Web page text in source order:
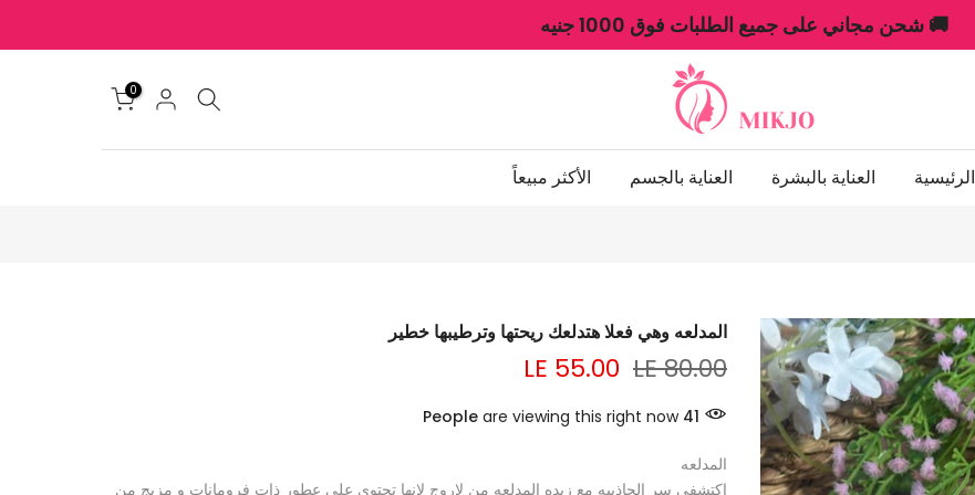
🚚 شحن مجاني على جميع الطلبات فوق 1000 جنيه
0
الرئيسية العناية بالبشرة العناية بالجسم الأكثر مبيعاً
المدلعه وهي فعلا هتدلعك ريحتها وترطيبها خطير
LE 80.00
LE 55.00
35
Peopleare viewing this right now
المدلعه
اكتشفي سر الجاذبيه مع زبده المدلعه من لاروج لانها تحتوي علي عطور ذات فرومانات و مزيج من